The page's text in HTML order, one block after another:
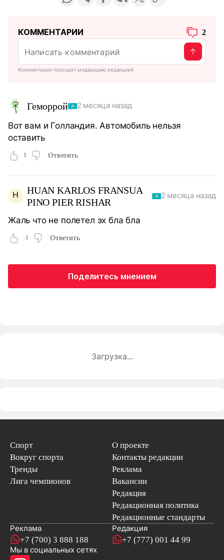
КОММЕНТАРИИ 2
Комментарии проходят модерацию редакцией
Геморрой 2 месяца назад
Вот вам и Голландия. Автомобиль нельзя
оставить
1 Ответить
H
HUAN KARLOS FRANSUA
PINO PIER RISHAR
2 месяца назад
Жаль что не полетел эх бла бла
-1 Ответить
Поделитесь мнением
Загрузка...
Спорт
Вокруг спорта
Тренды
Лига чемпионов
О проекте
Контакты редакции
Реклама
Вакансии
Редакция
Редакционная политика
Редакционные стандарты
Реклама
+7 (700) 3 888 188
Редакция
+7 (777) 001 44 99
Мы в социальных сетях